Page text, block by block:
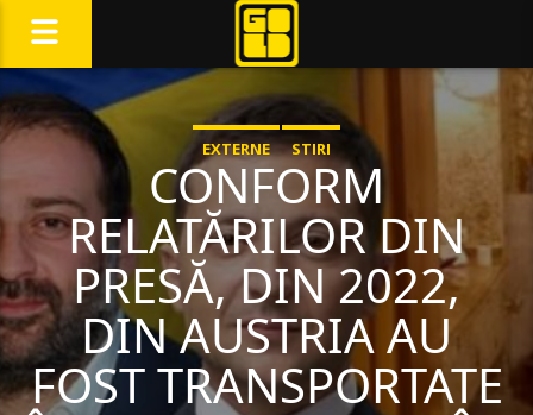
EXTERNE STIRI
CONFORM
RELATĂRILOR DIN
PRESĂ, DIN 2022,
DIN AUSTRIA AU
FOST TRANSPORTATE